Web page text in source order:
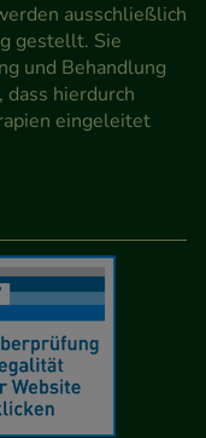
ausschließlich
gestellt. Sie
und Behandlung
hierdurch
eingeleitet